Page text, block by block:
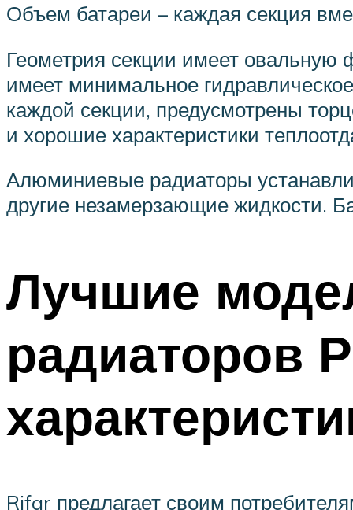
Объем батареи – каждая секция
Геометрия секции имеет овальную
имеет минимальное
каждой секции, предусмотрены
и хорошие характеристики
Алюминиевые радиаторы
другие незамерзающие жидкости.
Лучшие
радиаторов
Rifar предлагает своим